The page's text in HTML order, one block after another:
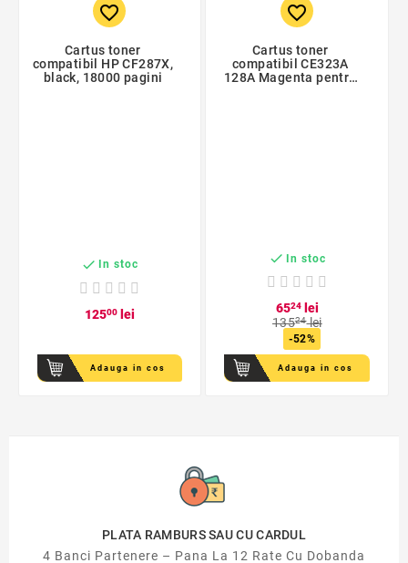
favorite_border
Cartus toner
compatibil HP CF287X,
black, 18000 pagini
 In stoc
12500lei
Adauga in cos
favorite_border
Cartus toner
compatibil CE323A
128A Magenta pentru
 In stoc
6524lei
13524lei
-52%
Adauga in cos
PLATA RAMBURS SAU CU CARDUL
4 Banci Partenere – Pana La 12 Rate Cu Dobanda